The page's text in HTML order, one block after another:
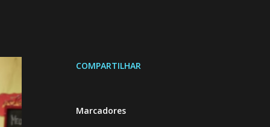
COMPARTILHAR
Marcadores